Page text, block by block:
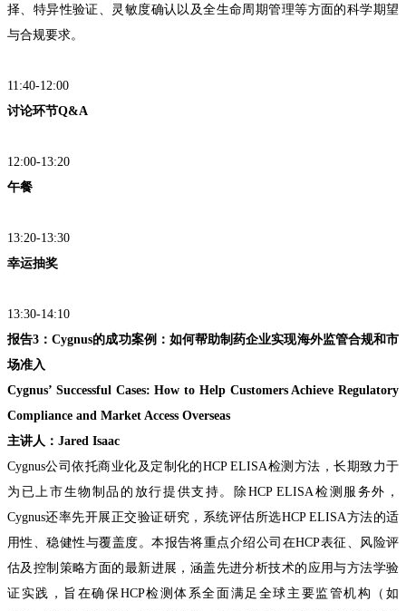
择、特异性验证、灵敏度确认以及全生命周期管理等方面的科学期望
与合规要求。
11:40-12:00
讨论环节Q&A
12:00-13:20
午餐
13:20-13:30
幸运抽奖
13:30-14:10
报告3：Cygnus的成功案例：如何帮助制药企业实现海外监管合规和市
场准入
Cygnus’ Successful Cases: How to Help Customers Achieve Regulatory
Compliance and Market Access Overseas
主讲人：Jared Isaac
Cygnus公司依托商业化及定制化的HCP ELISA检测方法，长期致力于
为已上市生物制品的放行提供支持。除HCP ELISA检测服务外，
Cygnus还率先开展正交验证研究，系统评估所选HCP ELISA方法的适
用性、稳健性与覆盖度。本报告将重点介绍公司在HCP表征、风险评
估及控制策略方面的最新进展，涵盖先进分析技术的应用与方法学验
证实践，旨在确保HCP检测体系全面满足全球主要监管机构（如